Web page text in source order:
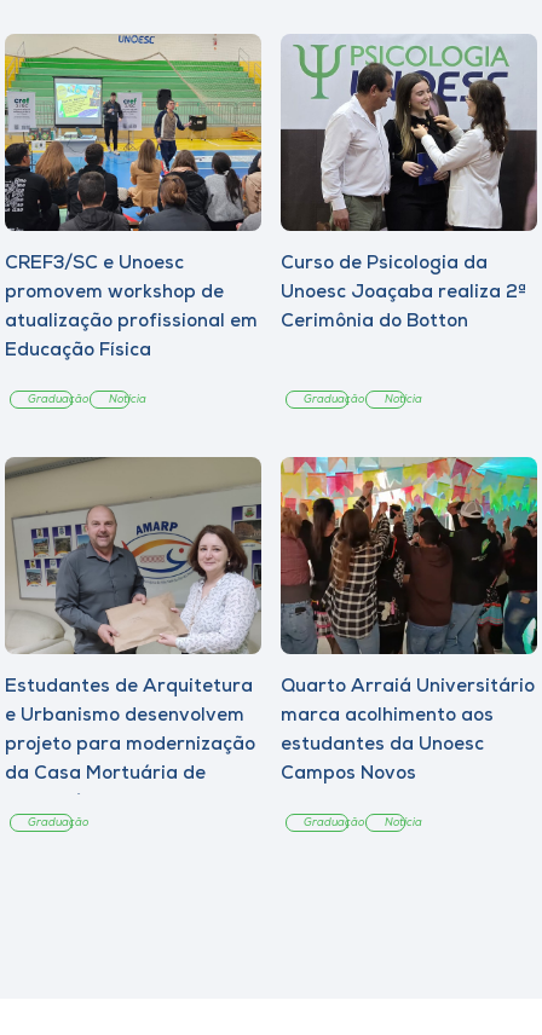
CREF3/SC e Unoesc
promovem workshop de
atualização profissional em
Educação Física
Graduação Notícia
Curso de Psicologia da
Unoesc Joaçaba realiza 2ª
Cerimônia do Botton
Graduação Notícia
Estudantes de Arquitetura
e Urbanismo desenvolvem
projeto para modernização
da Casa Mortuária de
Graduação
Quarto Arraiá Universitário
marca acolhimento aos
estudantes da Unoesc
Campos Novos
Graduação Notícia